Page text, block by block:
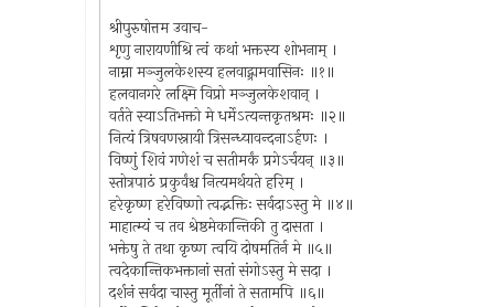
श्रीपुरुषोत्तम उवाच-
शृणु नारायणीश्रि त्वं कथां भक्तस्य शोभनाम् ।
नाम्ना मञ्जुलकेशस्य हलवाद्ग्रामवासिनः ॥१॥
हलवानगरे लक्ष्मि विप्रो मञ्जुलकेशवान् ।
वर्तते स्याऽतिभक्तो मे धर्मेऽत्यन्तकृतश्रमः ॥२॥
नित्यं त्रिषवणस्नायी त्रिसन्ध्यावन्दनाऽर्हणः ।
विष्णुं शिवं गणेशं च सतीमर्कं प्रगेऽर्चयन् ॥३॥
स्तोत्रपाठं प्रकुर्वंश्च नित्यमर्थयते हरिम् ।
हरेकृष्ण हरेविष्णो त्वद्भक्तिः सर्वदाऽस्तु मे ॥४॥
माहात्म्यं च तव श्रेष्ठमेकान्तिकी तु दासता ।
भक्तेषु ते तथा कृष्ण त्वयि दोषमतिर्न मे ॥५॥
त्वदेकान्तिकभक्तानां सतां संगोऽस्तु मे सदा ।
दर्शनं सर्वदा चास्तु मूर्तीनां ते सतामपि ॥६॥